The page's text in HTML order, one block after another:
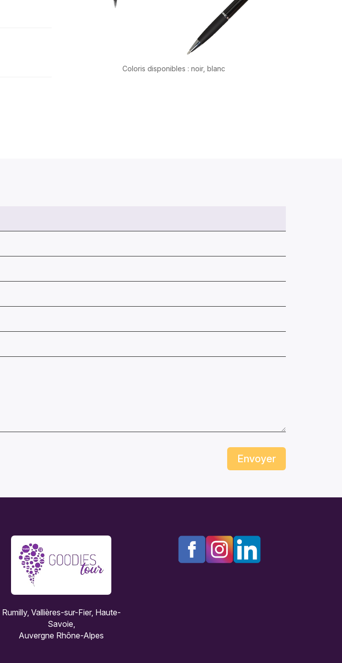
Coloris disponibles : noir, blanc
Envoyer
Rumilly, Vallières-sur-Fier, Haute-
Savoie,
Auvergne Rhône-Alpes